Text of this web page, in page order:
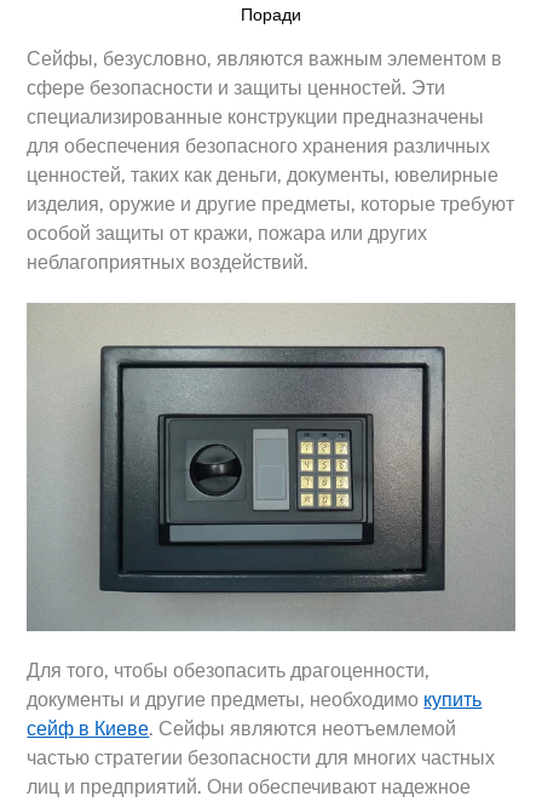
Поради
Сейфы, безусловно, являются важным элементом в
сфере безопасности и защиты ценностей. Эти
специализированные конструкции предназначены
для обеспечения безопасного хранения различных
ценностей, таких как деньги, документы, ювелирные
изделия, оружие и другие предметы, которые требуют
особой защиты от кражи, пожара или других
неблагоприятных воздействий.
Для того, чтобы обезопасить драгоценности,
документы и другие предметы, необходимо купить
сейф в Киеве. Сейфы являются неотъемлемой
частью стратегии безопасности для многих частных
лиц и предприятий. Они обеспечивают надежное